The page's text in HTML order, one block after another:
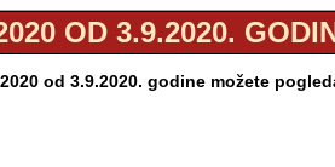
OD 3.9.2020.
od 3.9.2020. godine možete